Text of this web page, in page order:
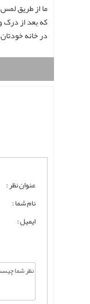
ما از طریق
که بعد از
در خانه
عنوان نظر :
نام شما :
ایمیل :